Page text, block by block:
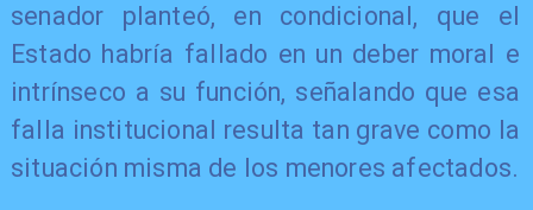
senador planteó, en condicional, que el
Estado habría fallado en un deber moral e
intrínseco a su función, señalando que esa
falla institucional resulta tan grave como la
situación misma de los menores afectados.